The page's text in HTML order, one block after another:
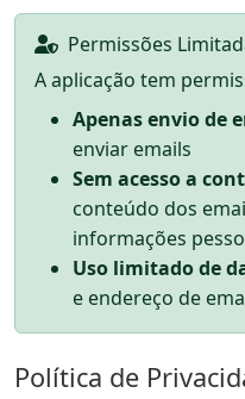
Permissões
A aplicação tem
Apenas envio de
enviar emails
Sem acesso a
conteúdo dos
informações
Uso limitado de
e endereço de
Política de